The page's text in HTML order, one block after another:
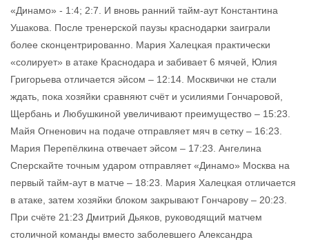
«Динамо» - 1:4; 2:7. И вновь ранний тайм-аут Константина
Ушакова. После тренерской паузы краснодарки заиграли
более сконцентрированно. Мария Халецкая практически
«солирует» в атаке Краснодара и забивает 6 мячей, Юлия
Григорьева отличается эйсом – 12:14. Москвички не стали
ждать, пока хозяйки сравняют счёт и усилиями Гончаровой,
Щербань и Любушкиной увеличивают преимущество – 15:23.
Майя Огненович на подаче отправляет мяч в сетку – 16:23.
Мария Перепёлкина отвечает эйсом – 17:23. Ангелина
Сперскайте точным ударом отправляет «Динамо» Москва на
первый тайм-аут в матче – 18:23. Мария Халецкая отличается
в атаке, затем хозяйки блоком закрывают Гончарову – 20:23.
При счёте 21:23 Дмитрий Дьяков, руководящий матчем
столичной команды вместо заболевшего Александра